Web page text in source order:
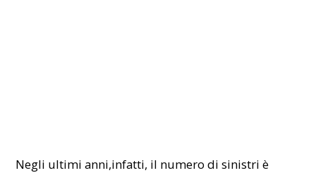
Negli ultimi anni,infatti, il numero di sinistri è